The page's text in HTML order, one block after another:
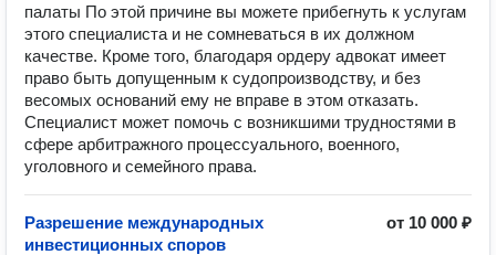
палаты По этой причине вы можете прибегнуть к услугам
этого специалиста и не сомневаться в их должном
качестве. Кроме того, благодаря ордеру адвокат имеет
право быть допущенным к судопроизводству, и без
весомых оснований ему не вправе в этом отказать.
Специалист может помочь с возникшими трудностями в
сфере арбитражного процессуального, военного,
уголовного и семейного права.
Разрешение международных
инвестиционных споров
от 10 000 ₽